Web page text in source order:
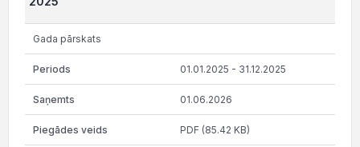
Gada pārskats
01.01.2025 - 31.12.2025
01.06.2026
PDF (85.42 KB)